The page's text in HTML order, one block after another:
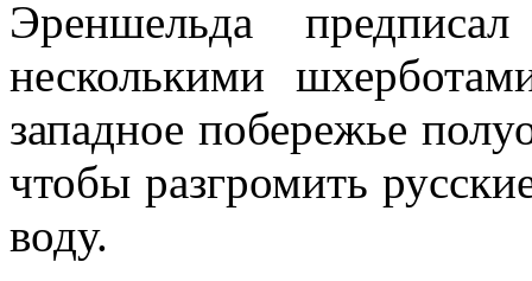
Эреншельда
несколькими
западное побережье
чтобы разгромить
воду.